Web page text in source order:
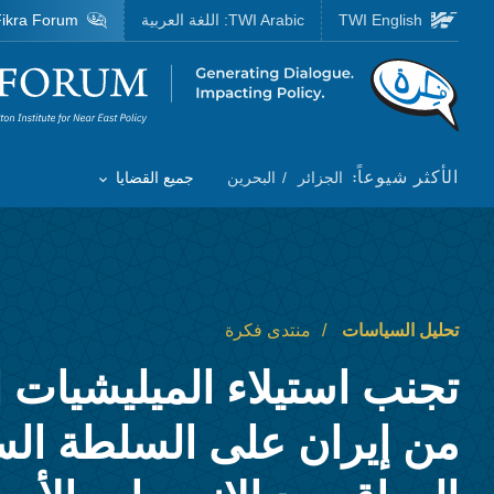
Skip to main content
Homepage
الأكثر شيوعاً: الجزائر البحرين
Toggle List of
جميع القضايا
TWI English
TWI Arabic: اللغة العربية Forum
تحليل السياسات منتدى فكرة
تجنب استيلاء
من إيران على السلطة